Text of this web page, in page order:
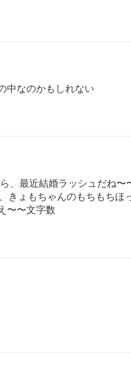
中なのかもしれない
、最近結婚ラッシュだね〜
ょもちゃんのもちもちほ
〜〜文字数